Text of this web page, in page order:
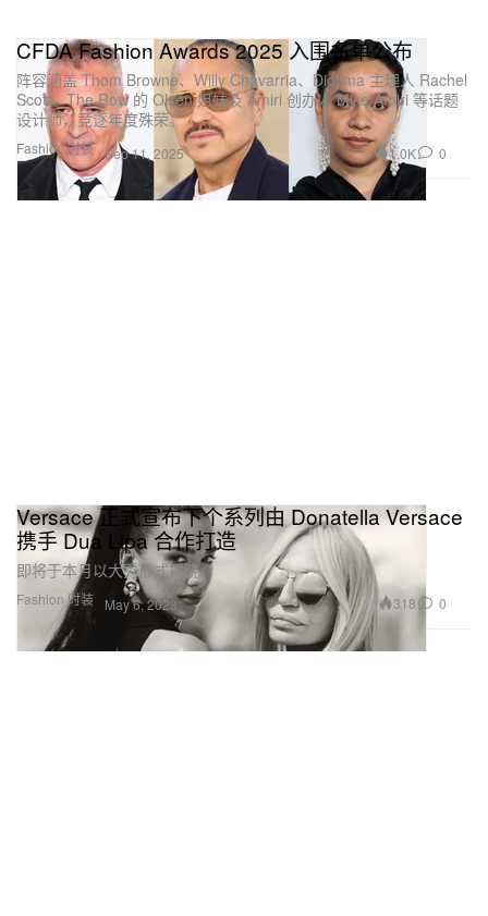
Fashion 时装
CFDA Fashion Awards 2025 入围名单公布
阵容涵盖 Thom Browne、Willy Chavarria、Diotima 主理人 Rachel
Scott、The Row 的 Olsen 姐妹及 Amiri 创办人 Mike Amiri 等话题
设计师，竞逐年度殊荣。
Sep 11, 2025 1.0K 0
Fashion 时装
Versace 正式宣布下个系列由 Donatella Versace
携手 Dua Lipa 合作打造
即将于本月以大秀形式揭晓。
May 6, 2023 318 0